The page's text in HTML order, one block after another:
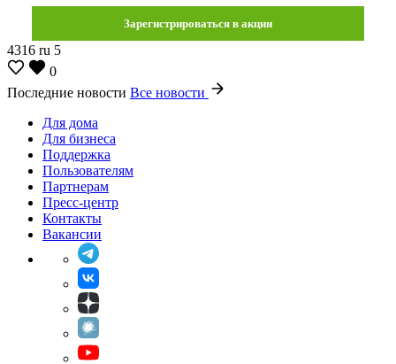
Зарегистрироваться в акции
4316 ru 5
0
Последние новости Все новости
Для дома
Для бизнеса
Поддержка
Пользователям
Партнерам
Пресс-центр
Контакты
Вакансии